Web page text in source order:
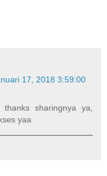
17, 2018 3:59:00
sharingnya ya,
yaa